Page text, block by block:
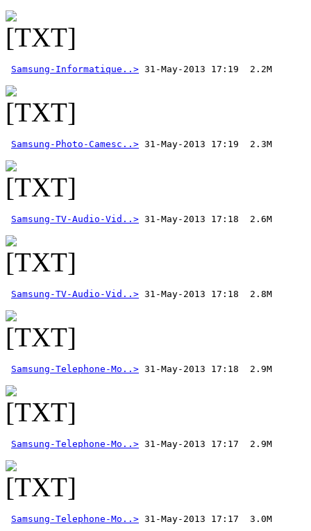
Samsung-Informatique..>
Samsung-Photo-Camesc..>
Samsung-TV-Audio-Vid..>
Samsung-TV-Audio-Vid..>
Samsung-Telephone-Mo..>
Samsung-Telephone-Mo..>
Samsung-Telephone-Mo..>